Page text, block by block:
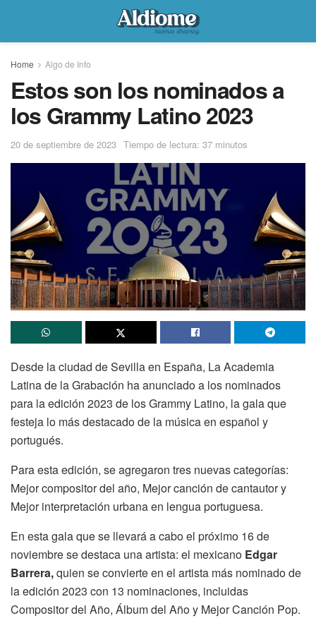
Home Algo de Info
Estos son los nominados a
los Grammy Latino 2023
20 de septiembre de 2023 Tiempo de lectura: 37 minutos
Desde la ciudad de Sevilla en España, La Academia
Latina de la Grabación ha anunciado a los nominados
para la edición 2023 de los Grammy Latino, la gala que
festeja lo más destacado de la música en español y
portugués.
Para esta edición, se agregaron tres nuevas categorías:
Mejor compositor del año, Mejor canción de cantautor y
Mejor interpretación urbana en lengua portuguesa.
En esta gala que se llevará a cabo el próximo 16 de
noviembre se destaca una artista: el mexicano Edgar
Barrera,quien se convierte en el artista más nominado de
la edición 2023 con 13 nominaciones, incluidas
Compositor del Año, Álbum del Año y Mejor Canción Pop.